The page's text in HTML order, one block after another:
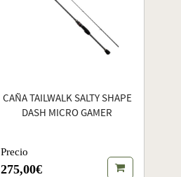
CAÑA TAILWALK SALTY SHAPE
DASH MICRO GAMER
Precio
275,00€